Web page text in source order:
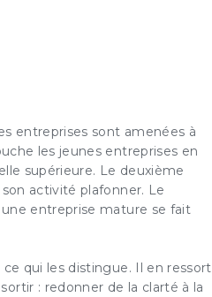
entreprises sont amenées à
les jeunes entreprises en
supérieure. Le deuxième
activité plafonner. Le
entreprise mature se fait
qui les distingue. Il en ressort
: redonner de la clarté à la
et
cette fenêtre.
votre
les options de